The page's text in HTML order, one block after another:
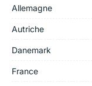
Allemagne
Autriche
Danemark
France